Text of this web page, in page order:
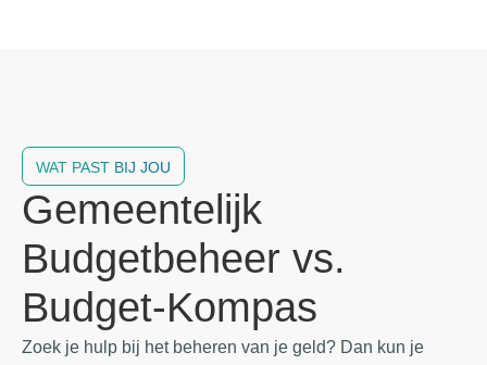
WAT PAST BIJ JOU
Gemeentelijk
Budgetbeheer vs.
Budget-Kompas
Zoek je hulp bij het beheren van je geld? Dan kun je